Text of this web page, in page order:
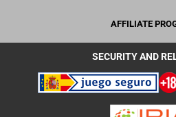
AFFILIATE
SECURITY AND